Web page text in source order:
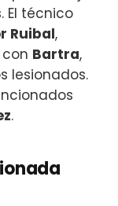
El técnico
Ruibal,
Bartra,
lesionados.
.